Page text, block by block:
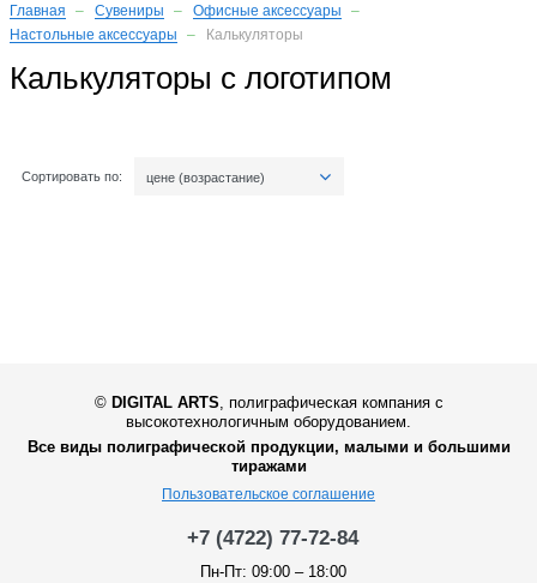
Главная Сувениры
Офисные аксессуары
Настольные аксессуары
Калькуляторы
Калькуляторы с логотипом
Сортировать по: цене (возрастание)
© DIGITAL ARTS
полиграфическая компания с
высокотехнологичным оборудованием.
Все виды полиграфической продукции, малыми и большими
тиражами
Пользовательское соглашение
+7 (4722) 77-72-84
Пн-Пт: 09:00 – 18:00